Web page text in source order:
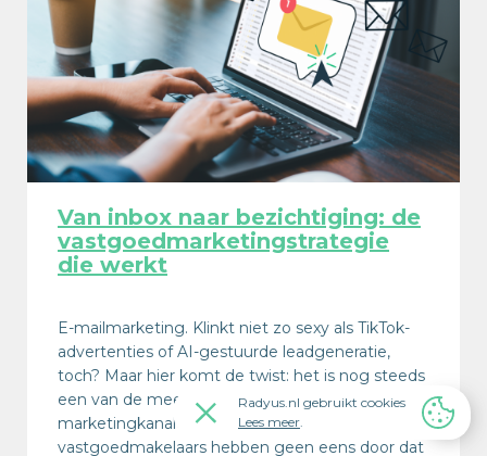
Van inbox naar bezichtiging: de
vastgoedmarketingstrategie
die werkt
E-mailmarketing. Klinkt niet zo sexy als TikTok-
advertenties of AI-gestuurde leadgeneratie,
toch? Maar hier komt de twist: het is nog steeds
een van de meest winstgevende
marketingkanalen voor makelaars. Veel
vastgoedmakelaars hebben geen eens door dat
Radyus.nl gebruikt cookies
Lees meer.